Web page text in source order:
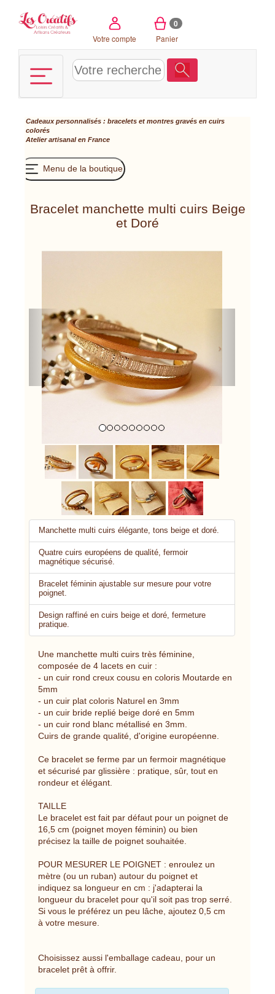
Votre compte
0
Panier
Cadeaux personnalisés : bracelets et montres gravés en cuirs
colorés
Atelier artisanal en France
Menu de la boutique
Bracelet manchette multi cuirs Beige
et Doré
Previous
Manchette multi cuirs élégante, tons beige et doré.
Quatre cuirs européens de qualité, fermoir
magnétique sécurisé.
Bracelet féminin ajustable sur mesure pour votre
poignet.
Design raffiné en cuirs beige et doré, fermeture
pratique.
Une manchette multi cuirs très féminine,
composée de 4 lacets en cuir :
- un cuir rond creux cousu en coloris Moutarde en
5mm
- un cuir plat coloris Naturel en 3mm
- un cuir bride replié beige doré en 5mm
- un cuir rond blanc métallisé en 3mm.
Cuirs de grande qualité, d'origine européenne.
Ce bracelet se ferme par un fermoir magnétique
et sécurisé par glissière : pratique, sûr, tout en
rondeur et élégant.
TAILLE
Le bracelet est fait par défaut pour un poignet de
16,5 cm (poignet moyen féminin) ou bien
précisez la taille de poignet souhaitée.
POUR MESURER LE POIGNET : enroulez un
mètre (ou un ruban) autour du poignet et
indiquez sa longueur en cm : j'adapterai la
longueur du bracelet pour qu'il soit pas trop serré.
Si vous le préférez un peu lâche, ajoutez 0,5 cm
à votre mesure.
Choisissez aussi l'emballage cadeau, pour un
bracelet prêt à offrir.